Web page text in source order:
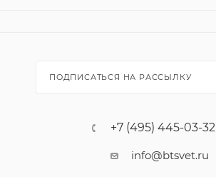
ПОДПИСАТЬСЯ НА РАССЫЛКУ
+7 (495) 445-03-32
info@btsvet.ru